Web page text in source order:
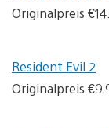
Originalpreis
Resident Evil 2
Originalpreis